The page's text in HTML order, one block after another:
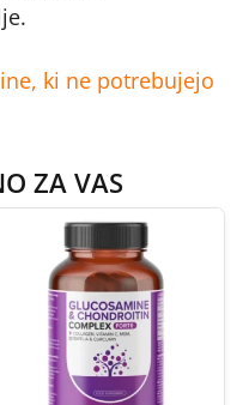
ki ne potrebujejo
ZA VAS